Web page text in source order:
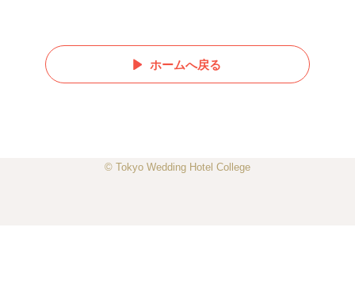
ホームへ戻る
© Tokyo Wedding Hotel College